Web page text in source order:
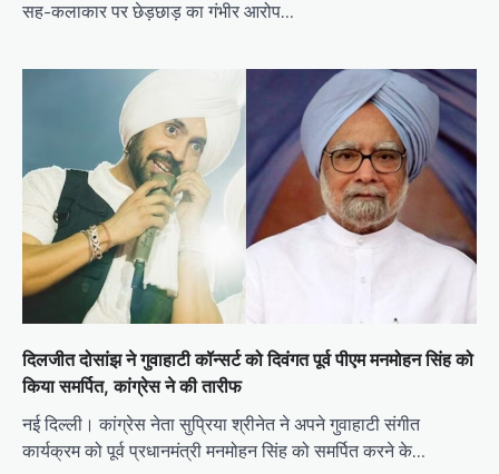
सह-कलाकार पर छेड़छाड़ का गंभीर आरोप…
दिलजीत दोसांझ ने गुवाहाटी कॉन्सर्ट को दिवंगत पूर्व पीएम मनमोहन सिंह को
किया समर्पित, कांग्रेस ने की तारीफ
नई दिल्ली। कांग्रेस नेता सुप्रिया श्रीनेत ने अपने गुवाहाटी संगीत
कार्यक्रम को पूर्व प्रधानमंत्री मनमोहन सिंह को समर्पित करने के…